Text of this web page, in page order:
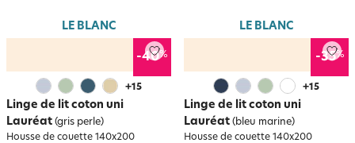
LE BLANC
-40%
+15
Linge de lit coton uni
Lauréat (gris perle)
Housse de couette 140x200
LE BLANC
-35%
+15
Linge de lit coton uni
Lauréat (bleu marine)
Housse de couette 140x200